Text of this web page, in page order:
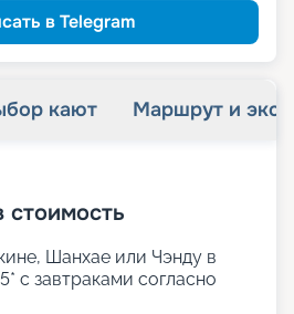
в Telegram
кают Маршрут и
стоимость
Шанхае или Чэнду в
с завтраками согласно